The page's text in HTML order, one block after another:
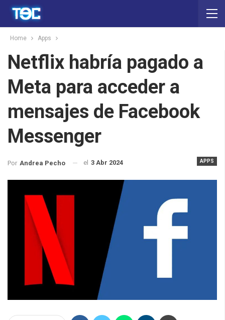
Home Apps
Netflix habría pagado a
Meta para acceder a
mensajes de Facebook
Messenger
APPS
Por Andrea Pecho el 3 Abr 2024